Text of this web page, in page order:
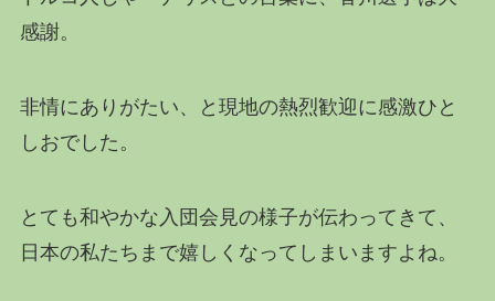
感謝。
非情にありがたい、と現地の熱烈歓迎に感激ひと
しおでした。
とても和やかな入団会見の様子が伝わってきて、
日本の私たちまで嬉しくなってしまいますよね。